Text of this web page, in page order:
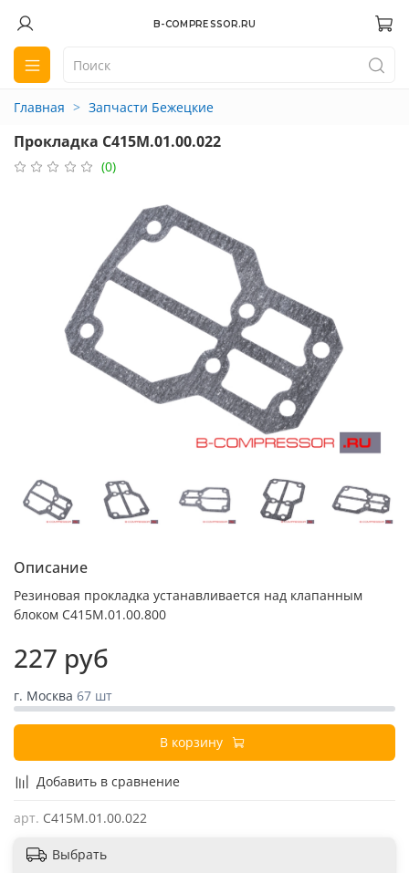
B-COMPRESSOR.RU
Главная Запчасти Бежецкие
Прокладка С415М.01.00.022
(0)
Добавить в сравнение
арт. С415М.01.00.022
Описание
Резиновая прокладка устанавливается над клапанным
блоком С415М.01.00.800
227 руб
г. Москва 67 шт
В корзину
Выбрать